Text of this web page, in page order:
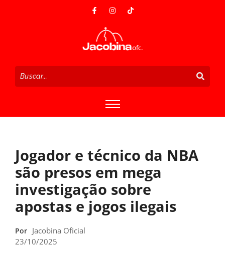
Jogador e técnico da NBA
são presos em mega
investigação sobre
apostas e jogos ilegais
Por Jacobina Oficial
23/10/2025